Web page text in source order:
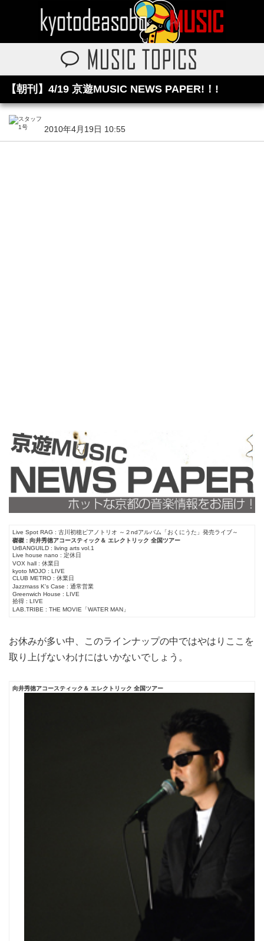
【朝刊】4/19 京遊MUSIC NEWS PAPER!！!
2010年4月19日 10:55
Live Spot RAG : 古川初穂ピアノトリオ ～２ndアルバム「おくにうた」発売ライブ～
磔磔 : 向井秀徳アコースティック＆ エレクトリック 全国ツアー
UrBANGUILD : living arts vol.1
Live house nano : 定休日
VOX hall : 休業日
kyoto MOJO : LIVE
CLUB METRO : 休業日
Jazzmass K's Case : 通常営業
Greenwich House : LIVE
拾得 : LIVE
LAB.TRIBE : THE MOVIE「WATER MAN」
お休みが多い中、このラインナップの中ではやはりここを
取り上げないわけにはいかないでしょう。
向井秀徳アコースティック＆ エレクトリック 全国ツアー